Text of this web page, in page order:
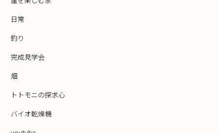
日常
釣り
完成見学会
畑
トトモニの探求心
バイオ乾燥機